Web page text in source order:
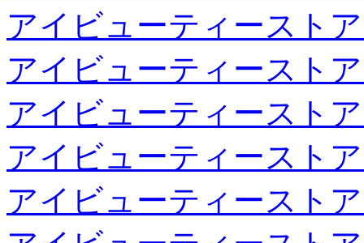
アイビューティースト
アイビューティースト
アイビューティースト
アイビューティースト
アイビューティースト